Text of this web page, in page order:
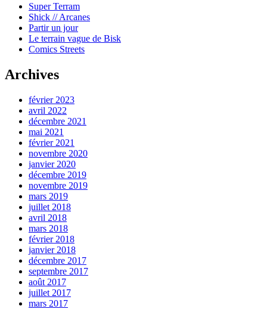
Super Terram
Shick // Arcanes
Partir un jour
Le terrain vague de Bisk
Comics Streets
Archives
février 2023
avril 2022
décembre 2021
mai 2021
février 2021
novembre 2020
janvier 2020
décembre 2019
novembre 2019
mars 2019
juillet 2018
avril 2018
mars 2018
février 2018
janvier 2018
décembre 2017
septembre 2017
août 2017
juillet 2017
mars 2017